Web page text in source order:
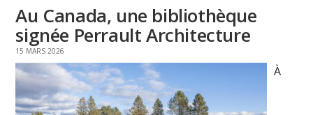
Au Canada, une bibliothèque
signée Perrault Architecture
15 MARS 2026
À